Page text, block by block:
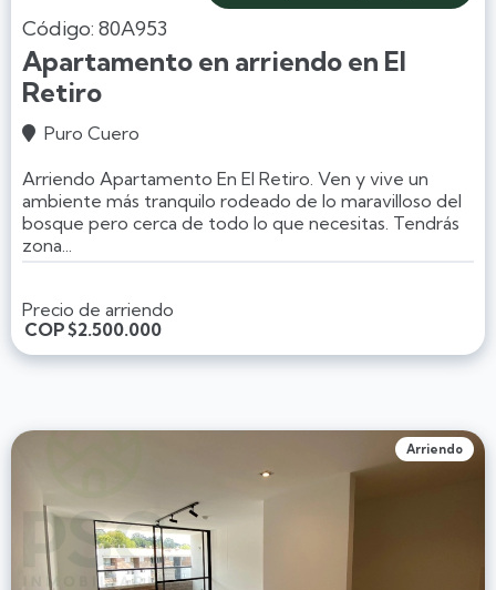
Código: 80A953
Apartamento en arriendo en El
Retiro
 Puro Cuero
Arriendo Apartamento En El Retiro. Ven y vive un
ambiente más tranquilo rodeado de lo maravilloso del
bosque pero cerca de todo lo que necesitas. Tendrás
zona...
Precio de arriendo
COP$2.500.000
Arriendo